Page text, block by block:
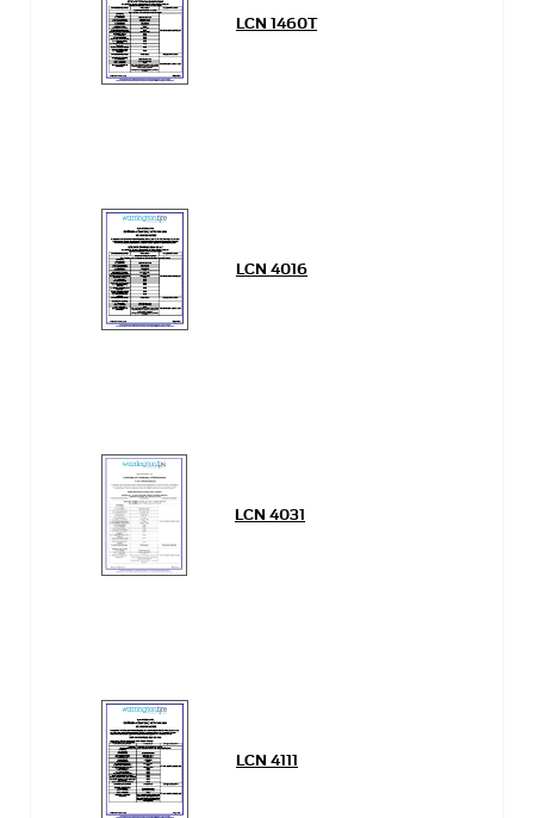
LCN 1460T
LCN 4016
LCN 4031
LCN 4111